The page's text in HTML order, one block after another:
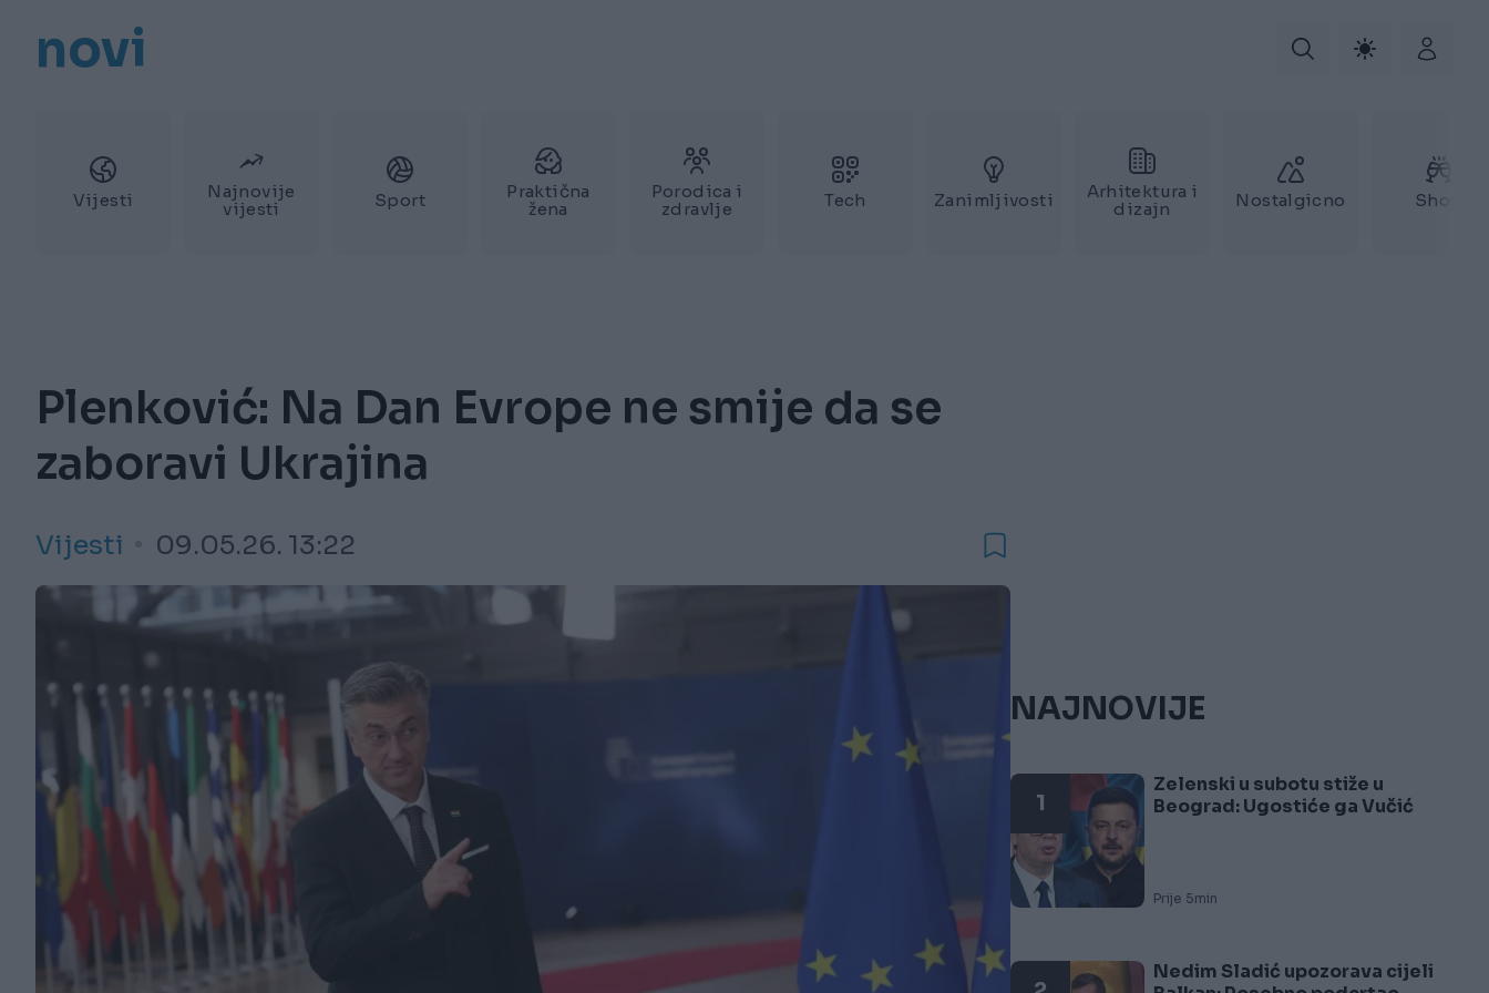
novi
Vijesti
Najnovije
vijesti
Sport
Praktična
žena
Porodica i
zdravlje
Tech Zanimljivosti
Arhitektura i
dizajn
Nostalgicno Show
Plenković: Na Dan Evrope ne smije da se
zaboravi Ukrajina
Vijesti 09.05.26. 13:22
NAJNOVIJE
1
Zelenski u subotu stiže u
Beograd: Ugostiće ga Vučić
Prije 5min
Nedim Sladić upozorava cijeli